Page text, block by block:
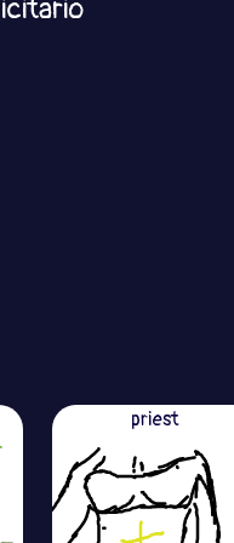
priest